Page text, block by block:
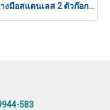
อ่างล้างมือสแตนเลส 2 ตัวก๊อก แบบเข่าดัน
583